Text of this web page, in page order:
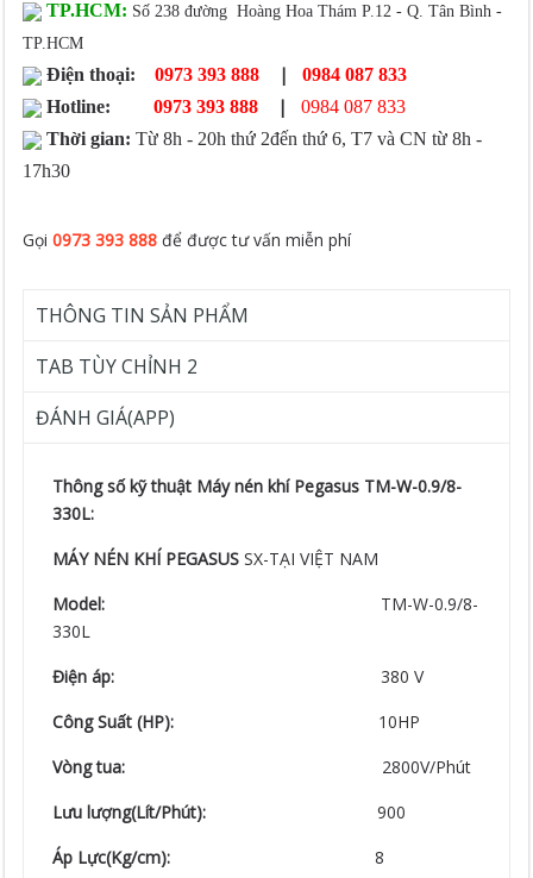
TP.HCM: Số 238 đường Hoàng Hoa Thám P.12 - Q. Tân Bình -
TP.HCM
Điện thoại: 0973 393 888 |
0984 087 833
Hotline:
0973 393 888 |
0984 087 833
Thời gian: Từ 8h - 20h thứ 2đến thứ 6, T7 và CN từ 8h -
17h30
Gọi0973 393 888 để được tư vấn miễn phí
THÔNG TIN SẢN PHẨM
TAB TÙY CHỈNH 2
ĐÁNH GIÁ(APP)
Thông số kỹ thuật Máy nén khí Pegasus TM-W-0.9/8-
330L:
MÁY NÉN KHÍ PEGASUSSX-TẠI VIỆT NAM
Model:
TM-W-0.9/8-
330L
Điện áp:
380 V
Công Suất (HP):
10HP
Vòng tua:
2800V/Phút
Lưu lượng(Lít/Phút):
900
Áp Lực(Kg/cm):
8